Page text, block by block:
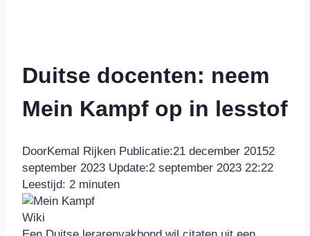
Duitse docenten: neem
Mein Kampf op in lesstof
DoorKemal Rijken Publicatie:21 december 20152
september 2023 Update:2 september 2023 22:22
Leestijd: 2 minuten
Wiki